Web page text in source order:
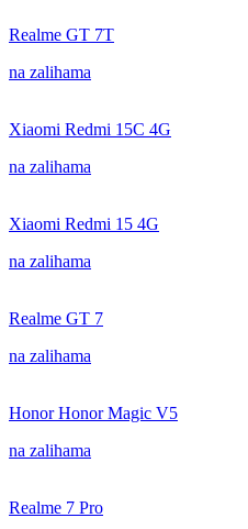
Realme GT 7T
na zalihama
Xiaomi Redmi 15C 4G
na zalihama
Xiaomi Redmi 15 4G
na zalihama
Realme GT 7
na zalihama
Honor Honor Magic V5
na zalihama
Realme 7 Pro